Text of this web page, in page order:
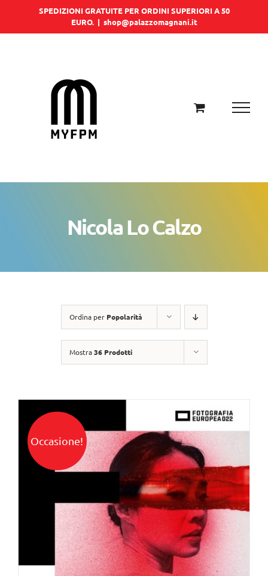
SPEDIZIONI GRATUITE PER ORDINI SUPERIORI A 50
EURO. | shop@palazzomagnani.it
Nicola Lo Calzo
Ordina per Popolarità
Mostra36 Prodotti
Occasione!